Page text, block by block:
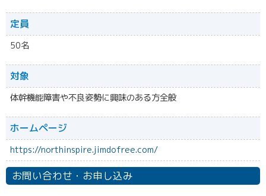
定員
50名
対象
体幹機能障害や不良姿勢に興味のある方全般
ホームページ
https://northinspire.jimdofree.com/
お問い合わせ・お申し込み